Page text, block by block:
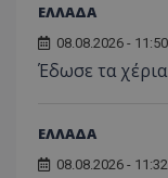
ΕΛΛΑΔΑ
08.08.2026 - 11:50
Έδωσε τα
ΕΛΛΑΔΑ
08.08.2026 - 11:32